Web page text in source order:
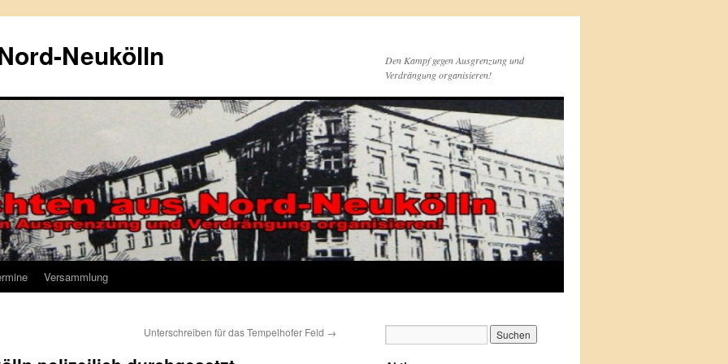
Neukölln
Den Kampf gegen Ausgrenzung und
Verdrängung organisieren!
Versammlung
Unterschreiben für das Tempelhofer Feld →